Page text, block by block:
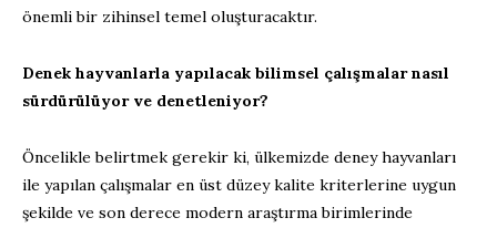
önemli bir zihinsel temel oluşturacaktır.
Denek hayvanlarla yapılacak bilimsel çalışmalar nasıl
sürdürülüyor ve denetleniyor?
Öncelikle belirtmek gerekir ki, ülkemizde deney hayvanları
ile yapılan çalışmalar en üst düzey kalite kriterlerine uygun
şekilde ve son derece modern araştırma birimlerinde